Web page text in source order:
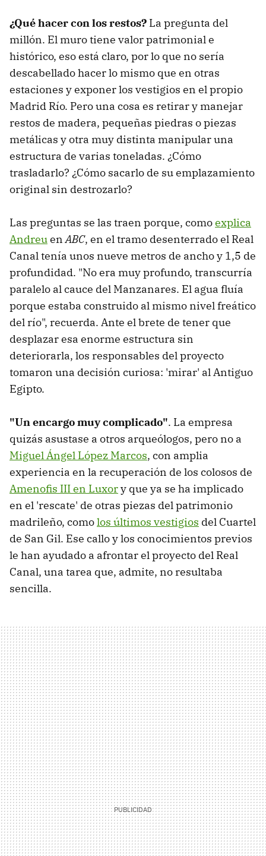
¿Qué hacer con los restos? La pregunta del
millón. El muro tiene valor patrimonial e
histórico, eso está claro, por lo que no sería
descabellado hacer lo mismo que en otras
estaciones y exponer los vestigios en el propio
Madrid Río. Pero una cosa es retirar y manejar
restos de madera, pequeñas piedras o piezas
metálicas y otra muy distinta manipular una
estructura de varias toneladas. ¿Cómo
trasladarlo? ¿Cómo sacarlo de su emplazamiento
original sin destrozarlo?
Las preguntas se las traen porque, comoexplica
AndreuenABC, en el tramo desenterrado el Real
Canal tenía unos nueve metros de ancho y 1,5 de
profundidad. "No era muy profundo, transcurría
paralelo al cauce del Manzanares. El agua fluía
porque estaba construido al mismo nivel freático
del río", recuerda. Ante el brete de tener que
desplazar esa enorme estructura sin
deteriorarla, los responsables del proyecto
tomaron una decisión curiosa: 'mirar' al Antiguo
Egipto.
"Un encargo muy complicado". La empresa
quizás asustase a otros arqueólogos, pero no a
Miguel Ángel López Marcos, con amplia
experiencia en la recuperación de los colosos de
Amenofis III en Luxory que ya se ha implicado
en el 'rescate' de otras piezas del patrimonio
madrileño, comolos últimos vestigios del Cuartel
de San Gil. Ese callo y los conocimientos previos
le han ayudado a afrontar el proyecto del Real
Canal, una tarea que, admite, no resultaba
sencilla.